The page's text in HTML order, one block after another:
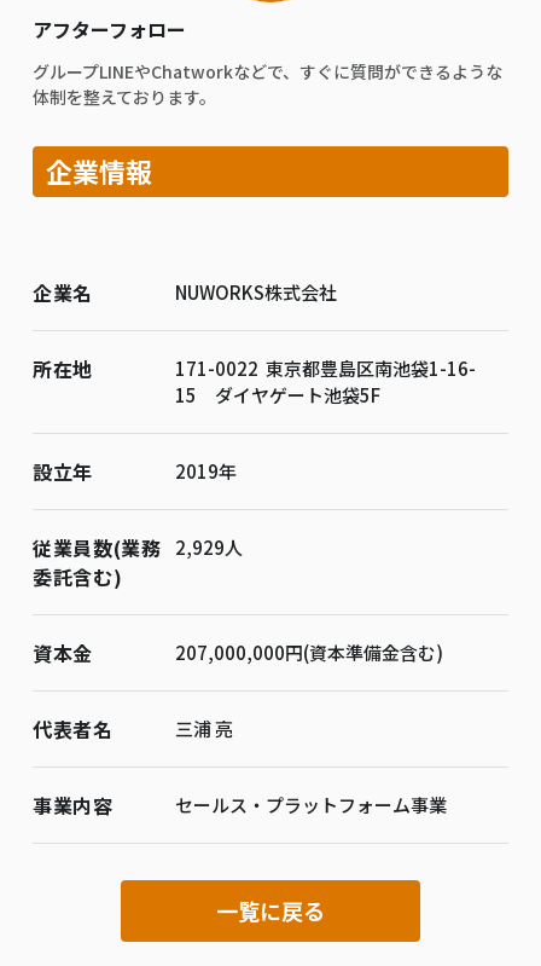
アフターフォロー
グループLINEやChatworkなどで、すぐに質問ができるような
体制を整えております。
企業情報
企業名 NUWORKS株式会社
所在地
171-0022 東京都豊島区南池袋1-16-
15 ダイヤゲート池袋5F
設立年 2019年
従業員数(業務
委託含む)
2,929人
資本金 207,000,000円(資本準備金含む)
代表者名 三浦 亮
事業内容 セールス・プラットフォーム事業
一覧に戻る